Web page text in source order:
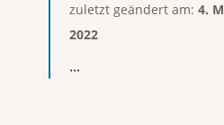
zuletzt geändert am: 4.
2022
...